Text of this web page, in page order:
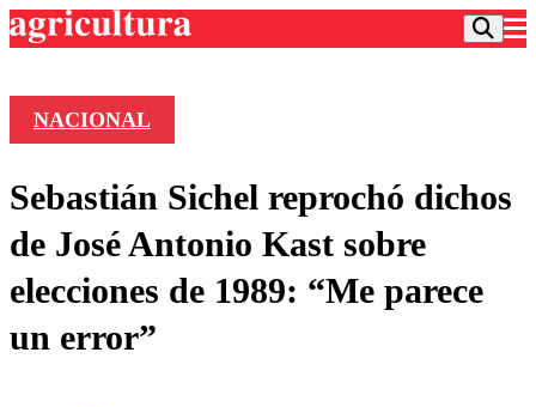
Frecuencias
Agricultura TV
Deportes
Colo Colo
Motor
Entretención
Noticias
NACIONAL
Sebastián Sichel reprochó dichos
de José Antonio Kast sobre
elecciones de 1989: “Me parece
un error”